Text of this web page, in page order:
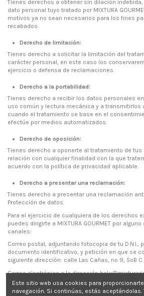
Tienes derechos a obtener sin dilación
dato personal tuyo tratado por MIXTURA
motivos ya no sean necesarios para los fines
recabados.
Derecho de limitación:
Tienes derecho a solicitar la limitación del
carácter personal, en este caso los
ejercicio o defensa de reclamaciones.
Derecho a la portabilidad:
Tienes derecho a recibir los datos personales
uso común y lectura mecánica y a transmitirlos
cuando el tratamiento se base en el
efectúe por medios automatizados.
Derecho de oposición:
Tienes derecho a oponerte al tratamiento de
relación con cualquier finalidad con la que
acuerdo con la política de privacidad aplicable.
Derecho a presentar una reclamación:
Tienes derecho a presentar una reclamación
Protección de datos.
Para el ejercicio de cualquiera de los derechos
puedes dirigirte a MIXTURA GOURMET por
canales:
Correo postal, adjuntando fotocopia de tu D.N.I.,
documento identificativo, y petición en que se
siguiente dirección: calle Las Cañas, nº 9, 5ºB
Correo electrónico a la dirección
siguiente información: nombre y apellidos del
efectos de notificaciones, fotocopia del
Este sitio web usa cookies para
navegación. Si continúas, estás aceptándolas.